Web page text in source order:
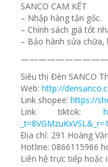
SANCO CAM KẾT
– Nhập hàng tận gốc.
– Chính sách giá tốt
– Bảo hành sửa chữa,
Siêu thị Đèn SANCO
Web: http://
Link shopee: https://
Link tiktok:
_t=8VGMzuKxVSL&_r=1
Địa chỉ: 291 Hoàng
Hotline: 0866115966
Liên hệ trực tiếp hoặc